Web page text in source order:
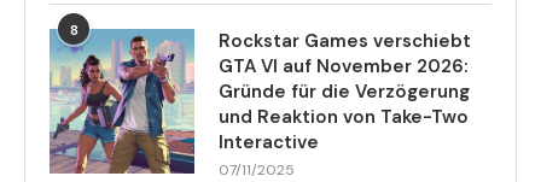
8
Rockstar Games verschiebt
GTA VI auf November 2026:
Gründe für die Verzögerung
und Reaktion von Take-Two
Interactive
07/11/2025